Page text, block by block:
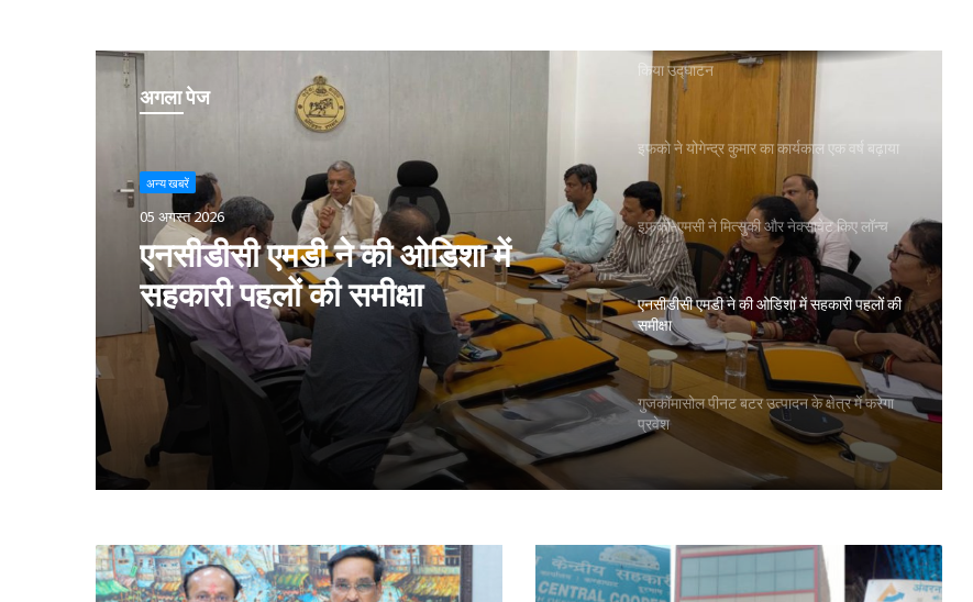
अगला पेज
अन्य खबरें
05 अगस्त 2026
एनसीडीसी एमडी ने की ओडिशा में
सहकारी पहलों की समीक्षा
शाह ने जामनगर डीसीसीबी के ‘सहकार भवन’ का
किया उद्घाटन
इफको ने योगेन्द्र कुमार का कार्यकाल एक वर्ष बढ़ाया
इफको-एमसी ने मित्सुकी और नेक्सावेट किए लॉन्च
एनसीडीसी एमडी ने की ओडिशा में सहकारी पहलों की
समीक्षा
गुजकॉमासोल पीनट बटर उत्पादन के क्षेत्र में करेगा
प्रवेश